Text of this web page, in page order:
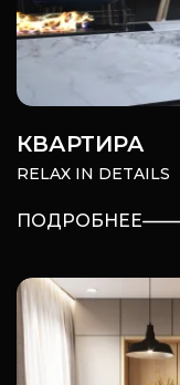
КВАРТИРА
RELAX IN DETAILS
ПОДРОБНЕЕ